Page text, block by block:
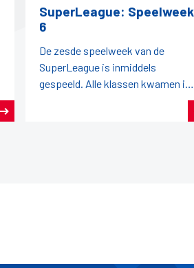
SuperLeague: Speelweek
6
De zesde speelweek van de
SuperLeague is inmiddels
gespeeld. Alle klassen kwamen in
actie.HoofdklasseDrie van de vier